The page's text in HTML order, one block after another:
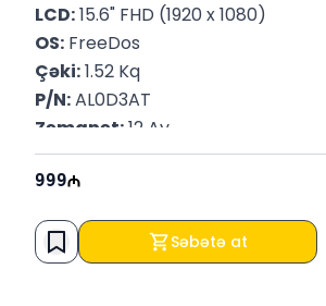
LCD: 15.6" FHD (1920 x 1080)
OS: FreeDos
Çəki: 1.52 Kq
P/N: AL0D3AT
Zəmanət: 12 Ay
999
Səbətə at